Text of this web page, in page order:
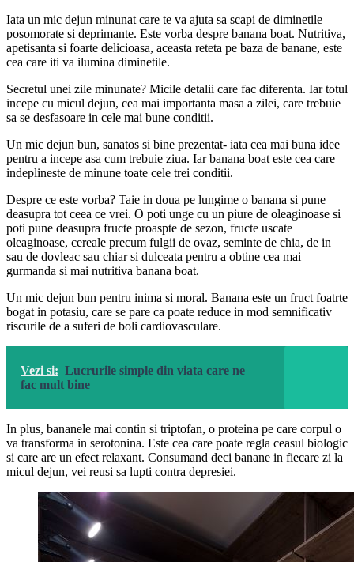
Iata un mic dejun minunat care te va ajuta sa scapi de diminetile
posomorate si deprimante. Este vorba despre banana boat. Nutritiva,
apetisanta si foarte delicioasa, aceasta reteta pe baza de banane, este
cea care iti va ilumina diminetile.
Secretul unei zile minunate? Micile detalii care fac diferenta. Iar totul
incepe cu micul dejun, cea mai importanta masa a zilei, care trebuie
sa se desfasoare in cele mai bune conditii.
Un mic dejun bun, sanatos si bine prezentat- iata cea mai buna idee
pentru a incepe asa cum trebuie ziua. Iar banana boat este cea care
indeplineste de minune toate cele trei conditii.
Despre ce este vorba? Taie in doua pe lungime o banana si pune
deasupra tot ceea ce vrei. O poti unge cu un piure de oleaginoase si
poti pune deasupra fructe proaspte de sezon, fructe uscate
oleaginoase, cereale precum fulgii de ovaz, seminte de chia, de in
sau de dovleac sau chiar si dulceata pentru a obtine cea mai
gurmanda si mai nutritiva banana boat.
Un mic dejun bun pentru inima si moral. Banana este un fruct foatrte
bogat in potasiu, care se pare ca poate reduce in mod semnificativ
riscurile de a suferi de boli cardiovasculare.
Vezi si: Lucrurile simple din viata care ne
fac mult bine
In plus, bananele mai contin si triptofan, o proteina pe care corpul o
va transforma in serotonina. Este cea care poate regla ceasul biologic
si care are un efect relaxant. Consumand deci banane in fiecare zi la
micul dejun, vei reusi sa lupti contra depresiei.